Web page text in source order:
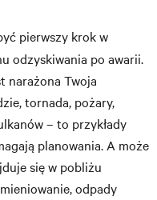
pierwszy krok w
odzyskiwania po awarii.
narażona Twoja
tornada, pożary,
– to przykłady
planowania. A może
się w pobliżu
odpady